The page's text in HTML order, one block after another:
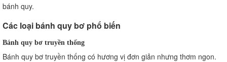
bánh quy.
Các loại bánh quy bơ phổ biến
Bánh quy bơ truyền thống
Bánh quy bơ truyền thống có hương vị đơn giản nhưng thơm ngon.